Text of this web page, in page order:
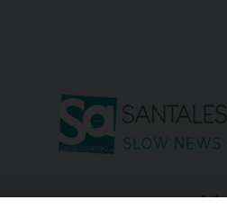
seguici